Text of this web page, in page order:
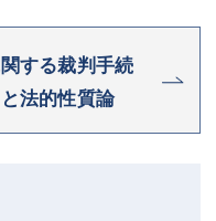
する裁判手続
法的性質論